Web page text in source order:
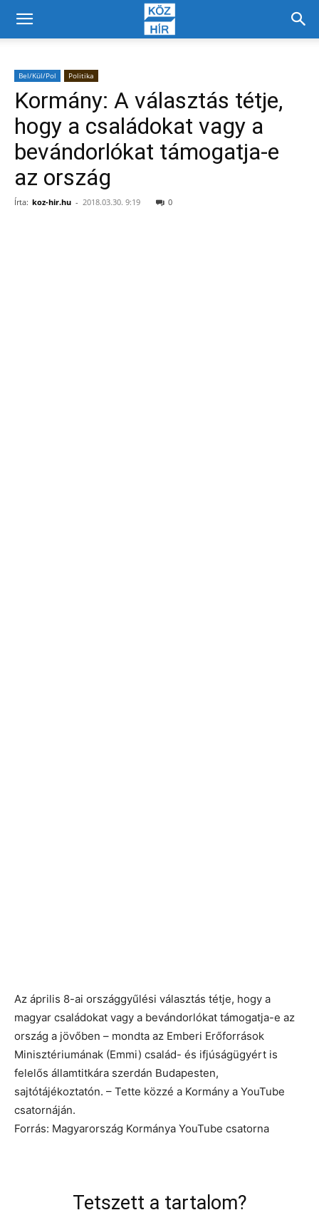
Bel/Kül/Pol Politika
Kormány: A választás tétje,
hogy a családokat vagy a
bevándorlókat támogatja-e
az ország
Írta: koz-hir.hu - 2018.03.30. 9:19 0
Az április 8-ai országgyűlési választás tétje, hogy a
magyar családokat vagy a bevándorlókat támogatja-e az
ország a jövőben – mondta az Emberi Erőforrások
Minisztériumának (Emmi) család- és ifjúságügyért is
felelős államtitkára szerdán Budapesten,
sajtótájékoztatón. – Tette közzé a Kormány a YouTube
csatornáján.
Forrás: Magyarország Kormánya YouTube csatorna
Tetszett a tartalom?